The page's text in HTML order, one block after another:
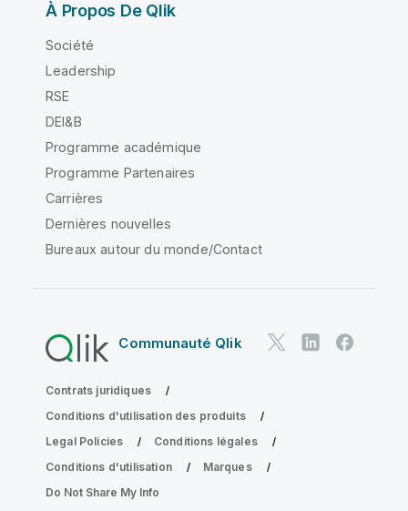
À Propos De Qlik
Société
Leadership
RSE
DEI&B
Programme académique
Programme Partenaires
Carrières
Dernières nouvelles
Bureaux autour du monde/Contact
Communauté Qlik
Contrats juridiques
Conditions d'utilisation des produits
Legal Policies
Conditions légales
Conditions d'utilisation
Marques
Do Not Share My Info